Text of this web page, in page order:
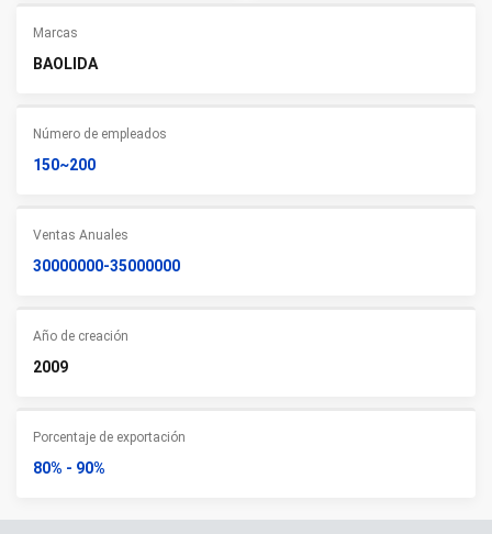
Marcas
BAOLIDA
Número de empleados
150~200
Ventas Anuales
30000000-35000000
Año de creación
2009
Porcentaje de exportación
80% - 90%